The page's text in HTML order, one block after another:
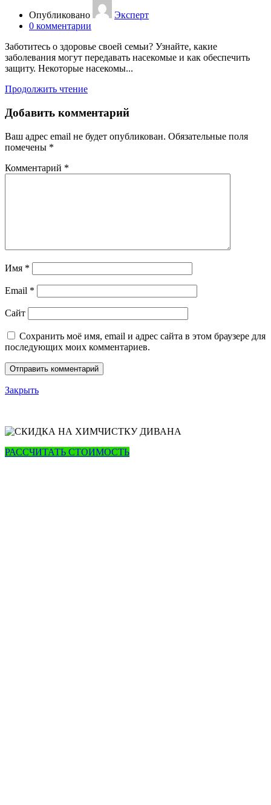
Опубликовано
Эксперт
0 комментарии
Заботитесь о здоровье своей семьи? Узнайте, какие
заболевания могут передавать насекомые и как обеспечить
защиту. Некоторые насекомы...
Продолжить чтение
Добавить комментарий
Ваш адрес email не будет опубликован. Обязательные поля
помечены *
Комментарий *
Имя *
Email *
Сайт
Сохранить моё имя, email и адрес сайта в этом браузере для
последующих моих комментариев.
Закрыть
РАССЧИТАТЬ СТОИМОСТЬ